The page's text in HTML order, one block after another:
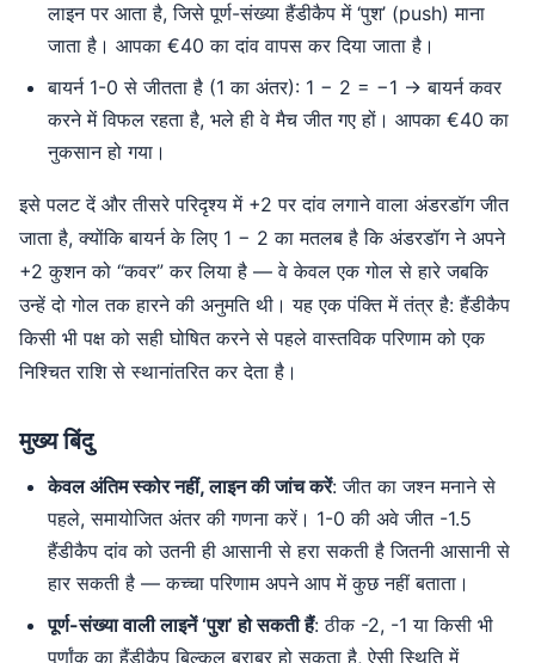
लाइन पर आता है, जिसे पूर्ण-संख्या हैंडीकैप में ‘पुश’ (push) माना
जाता है। आपका €40 का दांव वापस कर दिया जाता है।
बायर्न 1-0 से जीतता है (1 का अंतर): 1 − 2 = −1 → बायर्न कवर
करने में विफल रहता है, भले ही वे मैच जीत गए हों। आपका €40 का
नुकसान हो गया।
इसे पलट दें और तीसरे परिदृश्य में +2 पर दांव लगाने वाला अंडरडॉग जीत
जाता है, क्योंकि बायर्न के लिए 1 − 2 का मतलब है कि अंडरडॉग ने अपने
+2 कुशन को “कवर” कर लिया है — वे केवल एक गोल से हारे जबकि
उन्हें दो गोल तक हारने की अनुमति थी। यह एक पंक्ति में तंत्र है: हैंडीकैप
किसी भी पक्ष को सही घोषित करने से पहले वास्तविक परिणाम को एक
निश्चित राशि से स्थानांतरित कर देता है।
मुख्य बिंदु
केवल अंतिम स्कोर नहीं, लाइन की जांच करें: जीत का जश्न मनाने से
पहले, समायोजित अंतर की गणना करें। 1-0 की अवे जीत -1.5
हैंडीकैप दांव को उतनी ही आसानी से हरा सकती है जितनी आसानी से
हार सकती है — कच्चा परिणाम अपने आप में कुछ नहीं बताता।
पूर्ण-संख्या वाली लाइनें ‘पुश’ हो सकती हैं: ठीक -2, -1 या किसी भी
पूर्णांक का हैंडीकैप बिल्कुल बराबर हो सकता है, ऐसी स्थिति में